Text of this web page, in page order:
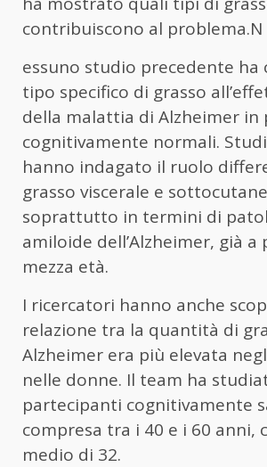
contribuiscono al problema.N
essuno studio precedente ha
tipo specifico di grasso
della malattia di Alzheimer in
cognitivamente normali.
hanno indagato il ruolo
grasso viscerale e
soprattutto in termini di
amiloide dell’Alzheimer, già
mezza età.
I ricercatori hanno anche
relazione tra la quantità di
Alzheimer era più elevata
nelle donne. Il team ha
partecipanti cognitivamente
compresa tra i 40 e i 60 anni,
medio di 32.